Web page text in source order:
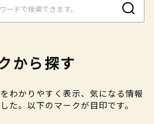
から探す
わかりやすく表示、気になる情報
た。以下のマークが目印です。